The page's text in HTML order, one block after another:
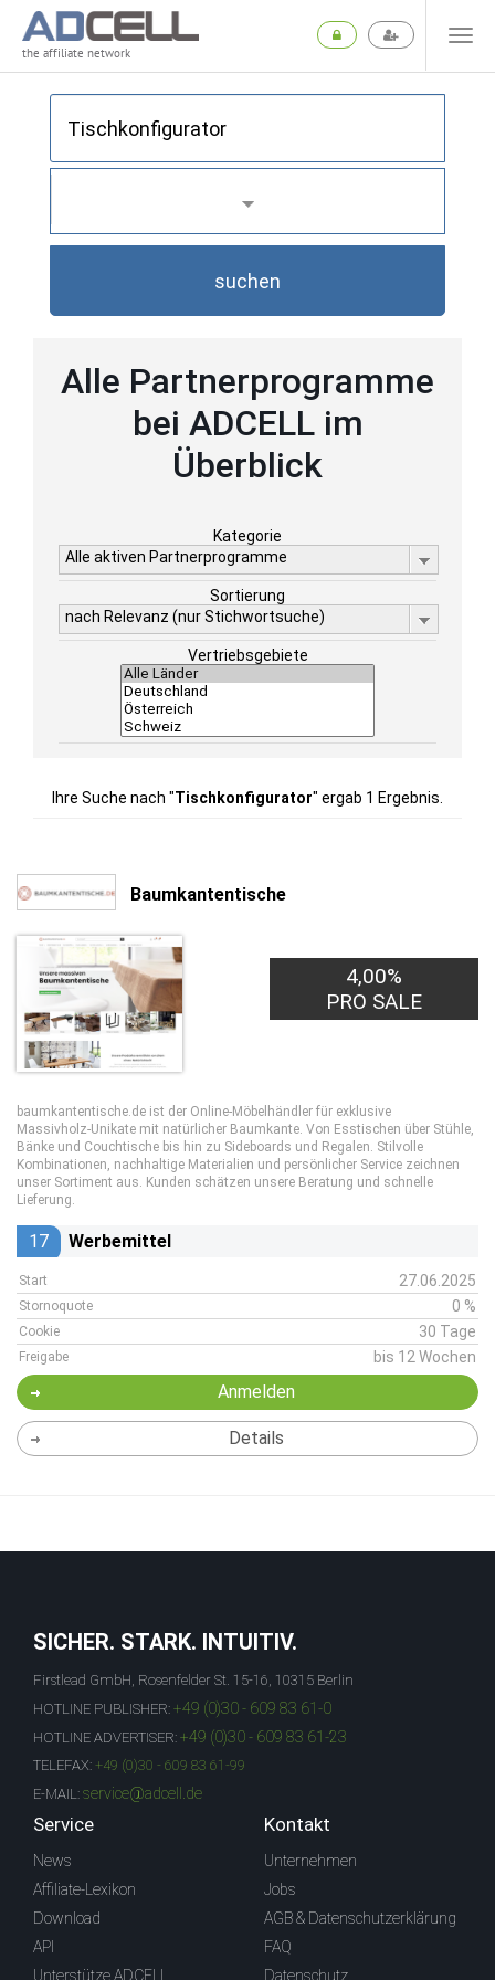
the affiliate network
suchen
Alle Partnerprogramme
bei ADCELL im
Überblick
Kategorie
Alle aktiven Partnerprogramme
Sortierung
nach Relevanz (nur Stichwortsuche)
Vertriebsgebiete
Ihre Suche nach "Tischkonfigurator" ergab 1 Ergebnis.
Baumkantentische
4,00%
PRO SALE
baumkantentische.de ist der Online‑Möbelhändler für exklusive
Massivholz‑Unikate mit natürlicher Baumkante. Von Esstischen über Stühle,
Bänke und Couchtische bis hin zu Sideboards und Regalen. Stilvolle
Kombinationen, nachhaltige Materialien und persönlicher Service zeichnen
unser Sortiment aus. Kunden schätzen unsere Beratung und schnelle
Lieferung.
17 Werbemittel
Start 27.06.2025
Stornoquote 0 %
Cookie 30 Tage
Freigabe bis 12 Wochen
Anmelden
Details
SICHER. STARK. INTUITIV.
Firstlead GmbH, Rosenfelder St. 15-16, 10315 Berlin
HOTLINE PUBLISHER: +49 (0)30 - 609 83 61-0
HOTLINE ADVERTISER: +49 (0)30 - 609 83 61-23
TELEFAX: +49 (0)30 - 609 83 61-99
E-MAIL: service@adcell.de
Service
News
Affiliate-Lexikon
Download
API
Unterstütze ADCELL
Kontakt
Unternehmen
Jobs
AGB & Datenschutzerklärung
FAQ
Datenschutz